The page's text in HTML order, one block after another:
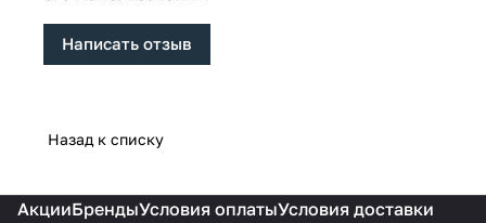
Написать отзыв
Назад к списку
АкцииБрендыУсловия оплатыУсловия доставки